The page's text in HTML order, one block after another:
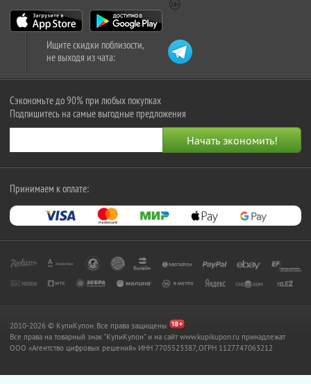
Ищите скидки поблизости,
не выходя из чата:
Сэкономьте до 90% при любых покупках
Подпишитесь на самые выгодные предложения
Принимаем к оплате:
2010-2026 © КупиКупон. Все права защищены.
Все права на товарный знак "КупиКупон" и на сайт www.kupikupon.ru принадлежат
OOO «Агентство цифровых решений» ИНН 7705523387, ОГРН 1127747063212